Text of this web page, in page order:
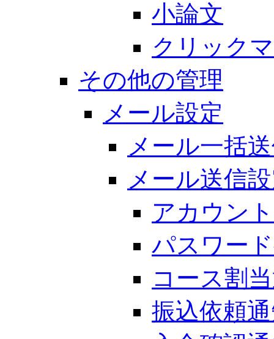
小論文
クリック
その他の管理
メール設定
メール一括
メール送信
アカウン
パスワー
コース割
振込依頼